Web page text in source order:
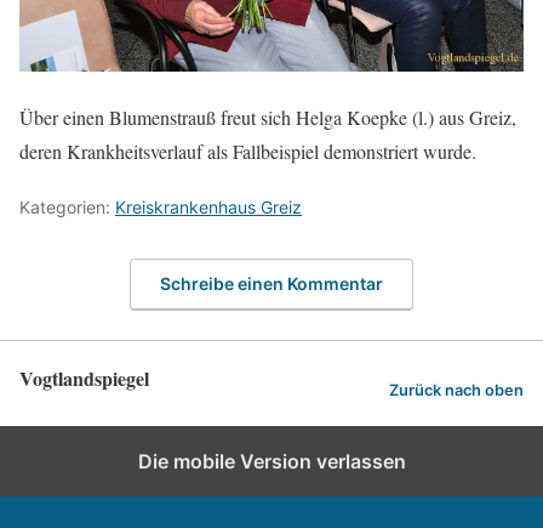
Über einen Blumenstrauß freut sich Helga Koepke (l.) aus Greiz,
deren Krankheitsverlauf als Fallbeispiel demonstriert wurde.
Kategorien: Kreiskrankenhaus Greiz
Schreibe einen Kommentar
Vogtlandspiegel Zurück nach oben
Die mobile Version verlassen